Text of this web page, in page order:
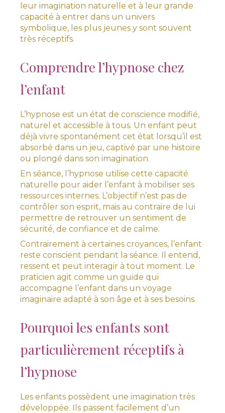
leur imagination naturelle et à leur grande
capacité à entrer dans un univers
symbolique, les plus jeunes y sont souvent
très réceptifs.
Comprendre l’hypnose chez
l’enfant
L’hypnose est un état de conscience modifié,
naturel et accessible à tous. Un enfant peut
déjà vivre spontanément cet état lorsqu’il est
absorbé dans un jeu, captivé par une histoire
ou plongé dans son imagination.
En séance, l’hypnose utilise cette capacité
naturelle pour aider l’enfant à mobiliser ses
ressources internes. L’objectif n’est pas de
contrôler son esprit, mais au contraire de lui
permettre de retrouver un sentiment de
sécurité, de confiance et de calme.
Contrairement à certaines croyances, l’enfant
reste conscient pendant la séance. Il entend,
ressent et peut interagir à tout moment. Le
praticien agit comme un guide qui
accompagne l’enfant dans un voyage
imaginaire adapté à son âge et à ses besoins.
Pourquoi les enfants sont
particulièrement réceptifs à
l’hypnose
Les enfants possèdent une imagination très
développée. Ils passent facilement d’un